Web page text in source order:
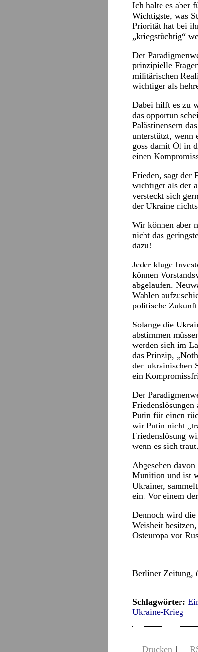
Ich halte es aber
Wichtigste, was
Priorität hat bei
„kriegstüchtig“
Der
prinzipielle
militärischen
wichtiger als
Dabei hilft es zu
das opportun
Palästinensern
unterstützt, wenn
goss damit Öl in
einen
Frieden, sagt der
wichtiger als der
versteckt sich
der Ukraine
Wir können aber
nicht das
dazu!
Jeder kluge
können
abgelaufen.
Wahlen
politische Zukunft
Solange die
abstimmen
werden sich im
das Prinzip,
den ukrainischen
ein
Der
Putin für einen
wir Putin nicht
Friedenslösung
wenn es sich traut.
Abgesehen
Munition und ist
Ukrainer,
ein. Vor einem
Dennoch wird die
Weisheit
Osteuropa vor
Berliner Zeitung,
Schlagwörter:
Ukraine-Krieg
Drucken |